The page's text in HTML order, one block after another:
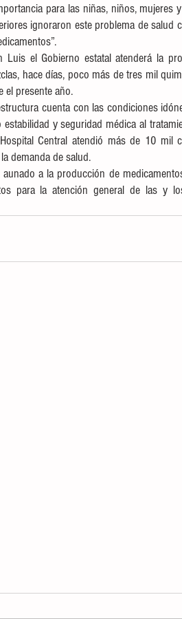
para las niñas, niños, mujeres
ignoraron este problema de
el Gobierno estatal atenderá la
hace días, poco más de tres mil
el presente año.
cuenta con las condiciones
estabilidad y seguridad médica al
Central atendió más de 10 mil
demanda de salud.
aunado a la producción de
para la atención general de las y